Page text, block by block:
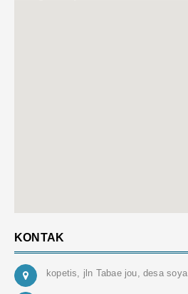
KONTAK
kopetis, jln Tabae jou, desa soya